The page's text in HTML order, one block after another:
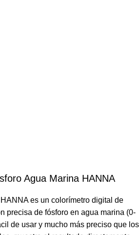
Agua Marina HANNA
es un colorímetro digital de
precisa de fósforo en agua marina (0-
de usar y mucho más preciso que los